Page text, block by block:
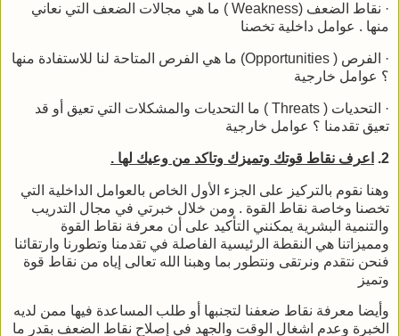
· نقاط الضعف (Weakness ) ما هي مجالات الضعف التي نعاني
منها . عوامل داخلية تخصنا
· الفرص ( Opportunities) ما هي الفرص المتاحة لنا للاستفادة منها
؟ عوامل خارجية
· التحديات ( Threats ) ما التحديات والمشكلات التي تعيق أو قد
تعيق تقدمنا ؟ عوامل خارجية
2. اعرف نقاط قوتك وتميزك وتاكد من وعيك لها .
وهنا نقوم بالتركيز على الجزء الأول الخاص بالعوامل الداخلية التي
تخصنا وخاصة نقاط القوة . ومن خلال خبرتي في مجال التدريب
والتنمية البشرية يمكنني التأكيد على أن معرفة نقاط القوة
ومميزاتنا هي النقطة الرئيسية الفاصلة في تقدمنا وتطورنا وارتقائنا
فنحن نتقدم ونرتقى ونتطور بما وهبنا الله تعالى إياه من نقاط قوة
وتميز
وأيضا معرفة نقاط ضعفنا لتجنبها أو طلب المساعدة فيها ممن لديه
الخبرة وعدم اشغال الوقت والجهد في إصلاح نقاط الضعف بقدر ما